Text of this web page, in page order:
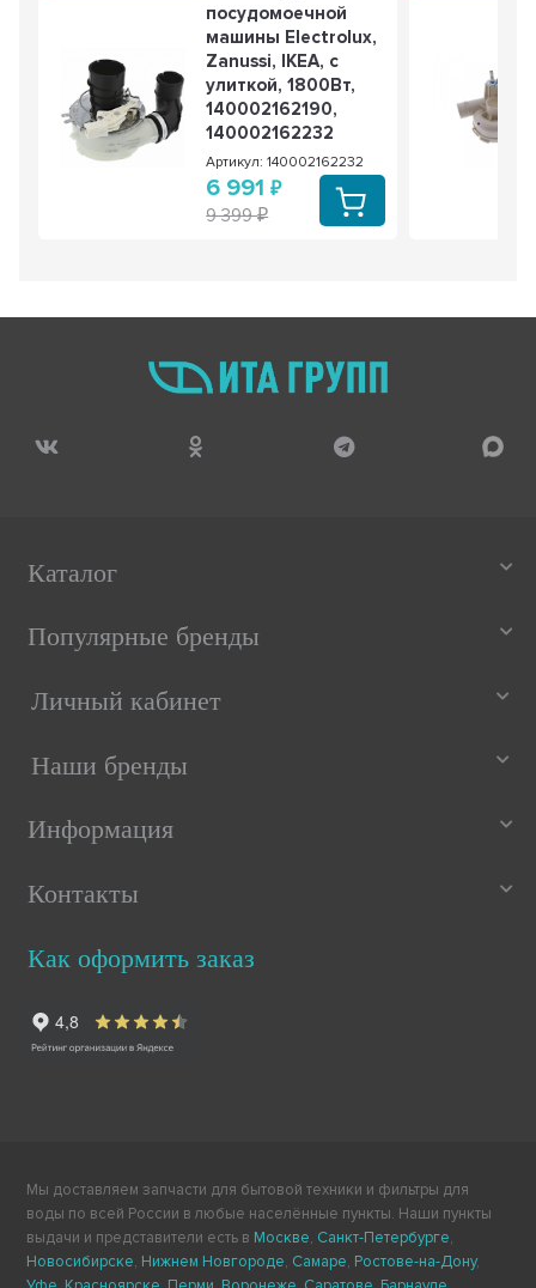
посудомоечной
машины Electrolux,
Zanussi, IKEA, с
улиткой, 1800Вт,
140002162190,
140002162232
Артикул: 140002162232
6 991
9 399
Каталог
Популярные бренды
Личный кабинет
Наши бренды
Информация
Контакты
Как оформить заказ
Мы доставляем запчасти для бытовой техники и фильтры для
воды по всей России в любые населённые пункты. Наши пункты
выдачи и представители есть в Москве, Санкт-Петербурге,
Новосибирске, Нижнем Новгороде, Самаре, Ростове-на-Дону,